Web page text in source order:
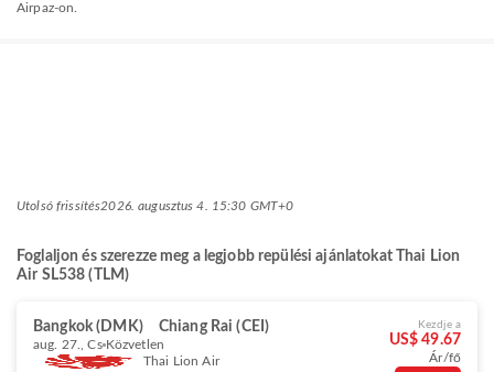
Airpaz-on.
Utolsó frissítés2026. augusztus 4. 15:30 GMT+0
Foglaljon és szerezze meg a legjobb repülési ajánlatokat Thai Lion
Air SL538 (TLM)
Bangkok (DMK) Chiang Rai (CEI)
aug. 27., Cs Közvetlen
Thai Lion Air
Kezdje a
US$ 49.67
Ár/fő